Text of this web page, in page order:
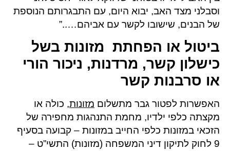
וסבלני מצד האב, יבוא היום, עם התבגרותם הנוספת
של הבנים, שישובו לקשר עם אביהם…..”
ביטול או הפחתת מזונות בשל
כישלון קשר, מרדנות, ניכור הורי
או סרבנות קשר
האפשרות לפטור גבר מתשלום מזונות, כולה או
מקצתה כלפי ילדיו, מחמת התנהגות מחפירה של
הזכאי במזונות כלפי החייב במזונות – קבועה בסעיף
9 לחוק לתיקון דיני המשפחה (מזונות) התשי”ט –